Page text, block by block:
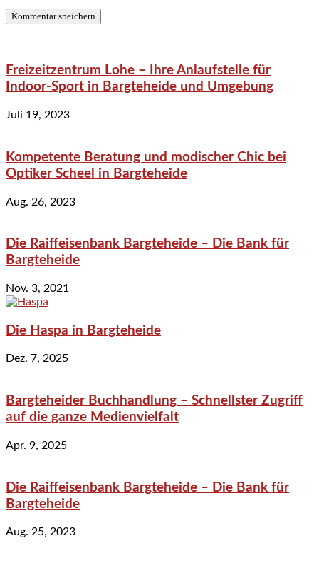
Freizeitzentrum Lohe – Ihre Anlaufstelle für
Indoor-Sport in Bargteheide und Umgebung
Juli 19, 2023
Kompetente Beratung und modischer Chic bei
Optiker Scheel in Bargteheide
Aug. 26, 2023
Die Raiffeisenbank Bargteheide – Die Bank für
Bargteheide
Nov. 3, 2021
Die Haspa in Bargteheide
Dez. 7, 2025
Bargteheider Buchhandlung – Schnellster Zugriff
auf die ganze Medienvielfalt
Apr. 9, 2025
Die Raiffeisenbank Bargteheide – Die Bank für
Bargteheide
Aug. 25, 2023